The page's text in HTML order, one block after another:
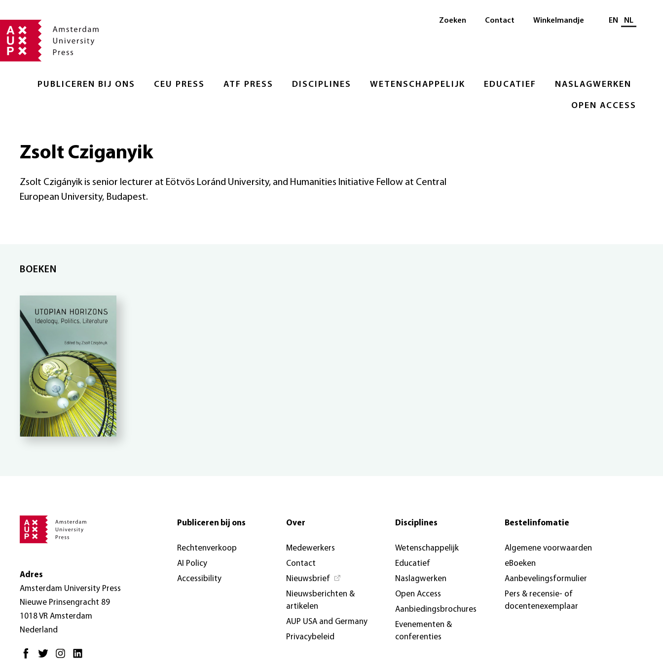
PUBLICEREN BIJ ONS CEU PRESS ATF PRESS DISCIPLINES WETENSCHAPPELIJK EDUCATIEF NASLAGWERKEN
OPEN ACCESS
Zoeken Contact Winkelmandje Selecteer taal
EN NL
Zsolt Cziganyik
Zsolt Czigányik is senior lecturer at Eötvös Loránd University, and Humanities Initiative Fellow at Central
European University, Budapest.
BOEKEN
Adres
Amsterdam University Press
Nieuwe Prinsengracht 89
1018 VR Amsterdam
Nederland
Publiceren bij ons
Rechtenverkoop
AI Policy
Accessibility
Over
Medewerkers
Contact
Nieuwsbrief
Nieuwsberichten &
artikelen
AUP USA and Germany
Privacybeleid
Disciplines
Wetenschappelijk
Educatief
Naslagwerken
Open Access
Aanbiedingsbrochures
Evenementen &
conferenties
Bestelinfomatie
Algemene voorwaarden
eBoeken
Aanbevelingsformulier
Pers & recensie- of
docentenexemplaar